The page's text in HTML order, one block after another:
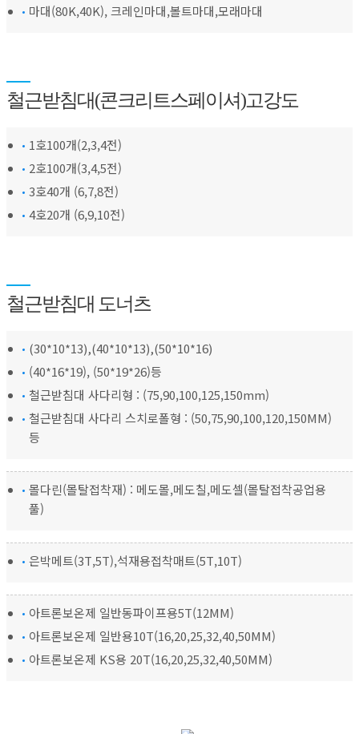
마대(80K,40K), 크레인마대,볼트마대,모래마대
철근받침대(콘크리트스페이셔)고강도
1호100개(2,3,4전)
2호100개(3,4,5전)
3호40개 (6,7,8전)
4호20개 (6,9,10전)
철근받침대 도너츠
(30*10*13),(40*10*13),(50*10*16)
(40*16*19), (50*19*26)등
철근받침대 사다리형 : (75,90,100,125,150mm)
철근받침대 사다리 스치로폴형 : (50,75,90,100,120,150MM)
등
몰다린(몰탈접착재) : 메도몰,메도칠,메도셀(몰탈접착공업용
풀)
은박메트(3T,5T),석재용접착매트(5T,10T)
아트론보온제 일반동파이프용5T(12MM)
아트론보온제 일반용10T(16,20,25,32,40,50MM)
아트론보온제 KS용 20T(16,20,25,32,40,50MM)